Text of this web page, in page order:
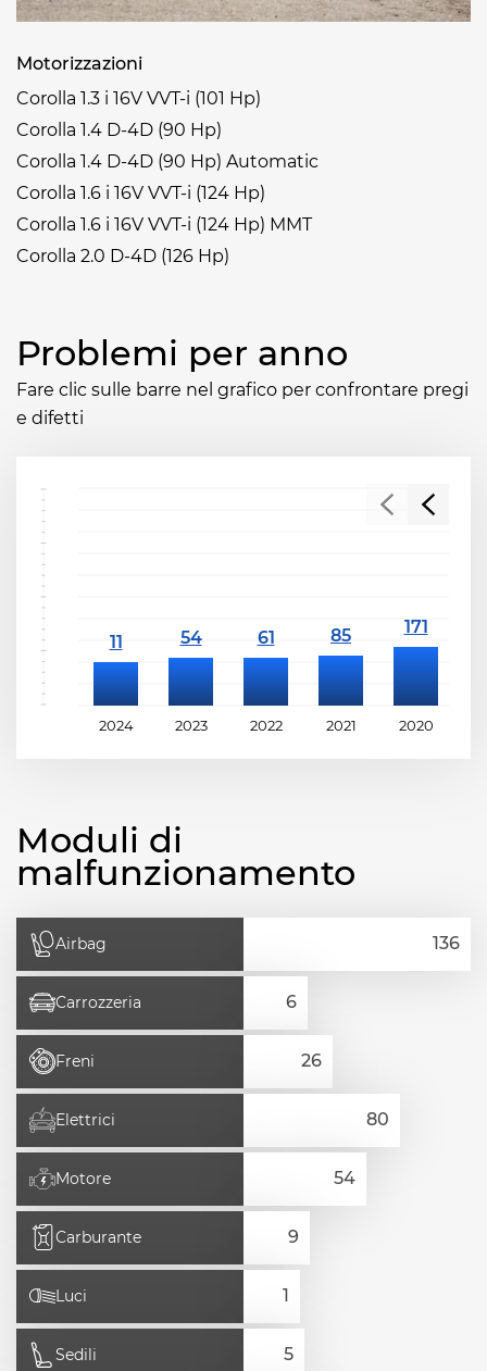
Motorizzazioni
Corolla 1.3 i 16V VVT-i (101 Hp)
Corolla 1.4 D-4D (90 Hp)
Corolla 1.4 D-4D (90 Hp) Automatic
Corolla 1.6 i 16V VVT-i (124 Hp)
Corolla 1.6 i 16V VVT-i (124 Hp) MMT
Corolla 2.0 D-4D (126 Hp)
Problemi per anno
Fare clic sulle barre nel grafico per confrontare pregi
e difetti
2024 2023 2022 2021 2020
Moduli di
malfunzionamento
Airbag
Carrozzeria
Freni
Elettrici
Motore
Carburante
Luci
Sedili